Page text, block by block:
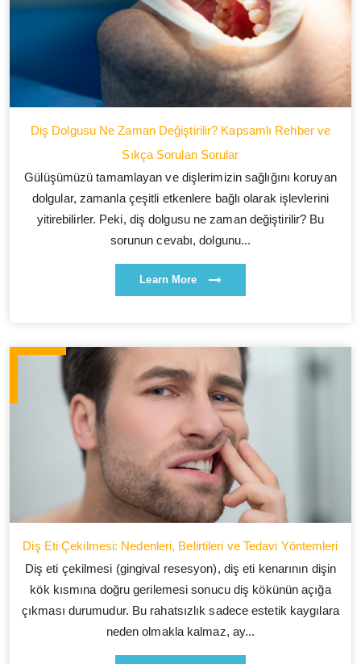
Diş Dolgusu Ne Zaman Değiştirilir? Kapsamlı Rehber ve
Sıkça Sorulan Sorular
Gülüşümüzü tamamlayan ve dişlerimizin sağlığını koruyan
dolgular, zamanla çeşitli etkenlere bağlı olarak işlevlerini
yitirebilirler. Peki, diş dolgusu ne zaman değiştirilir? Bu
sorunun cevabı, dolgunu...
Learn More
Diş Eti Çekilmesi: Nedenleri, Belirtileri ve Tedavi Yöntemleri
Diş eti çekilmesi (gingival resesyon), diş eti kenarının dişin
kök kısmına doğru gerilemesi sonucu diş kökünün açığa
çıkması durumudur. Bu rahatsızlık sadece estetik kaygılara
neden olmakla kalmaz, ay...